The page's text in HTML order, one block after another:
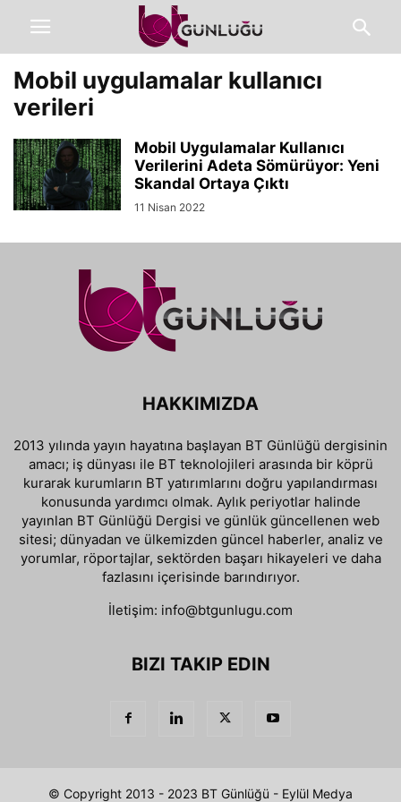
Mobil uygulamalar kullanıcı
verileri
Mobil Uygulamalar Kullanıcı
Verilerini Adeta Sömürüyor: Yeni
Skandal Ortaya Çıktı
11 Nisan 2022
HAKKIMIZDA
2013 yılında yayın hayatına başlayan BT Günlüğü dergisinin
amacı; iş dünyası ile BT teknolojileri arasında bir köprü
kurarak kurumların BT yatırımlarını doğru yapılandırması
konusunda yardımcı olmak. Aylık periyotlar halinde
yayınlan BT Günlüğü Dergisi ve günlük güncellenen web
sitesi; dünyadan ve ülkemizden güncel haberler, analiz ve
yorumlar, röportajlar, sektörden başarı hikayeleri ve daha
fazlasını içerisinde barındırıyor.
İletişim: info@btgunlugu.com
BIZI TAKIP EDIN
© Copyright 2013 - 2023 BT Günlüğü - Eylül Medya